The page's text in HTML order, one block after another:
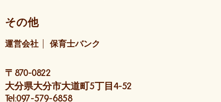
その他
運営会社 保育士バンク
〒870-0822
大分県大分市大道町5丁目4-52
Tel:097-579-6858